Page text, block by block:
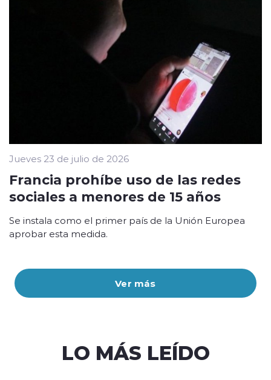
Ver más
Jueves 23 de julio de 2026
Francia prohíbe uso de las redes
sociales a menores de 15 años
Se instala como el primer país de la Unión Europea
aprobar esta medida.
LO MÁS LEÍDO